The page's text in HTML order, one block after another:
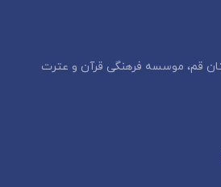
قم، موسسه فرهنگی قرآن و عترت